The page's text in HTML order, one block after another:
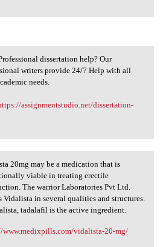
dissertation help? Our
writers provide 24/7 Help with all
needs.
assignmentstudio.net/dissertation-
20mg may be a
20mg may be a medication that is
viable in treating erectile
The warrior Laboratories Pvt Ltd.
Vidalista in several qualities and structures.
tadalafil is the active ingredient.
www.medixpills.com/vidalista-20-mg/